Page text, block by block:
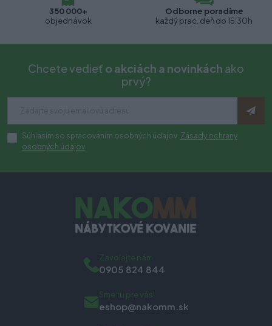
350 000+
objednávok
Odborne poradíme
každý prac. deň do 15:30h
Chcete vedieť o akciách a novinkách ako
prvý?
Súhlasím so spracovaním osobných údajov. Zásady ochrany
osobných údajov.
Zavolajte nám
0905 824 844
Sme tu pre vás!
eshop@nakomm.sk